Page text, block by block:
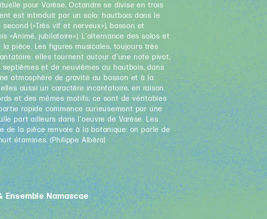
pour Varèse, Octandre se divise en trois
est introduit par un solo: hautbois dans le
(«Très vif et nerveux»), basson et
«Animé, jubilatoire»). L'alternance des solos et
pièce. Les figures musicales, toujours très
elles tournent autour d'une note pivot,
et de neuvièmes au hautbois, dans
atmosphère de gravité au basson et à la
aussi un caractère incantatoire, en raison
et des mêmes motifs; ce sont de véritables
rapide commence curieusement par une
part ailleurs dans l'oeuvre de Varèse. Les
de la pièce renvoie à la botanique: on parle de
étamines. (Philippe Albèra)
Ensemble Namascae